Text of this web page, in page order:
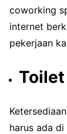
coworking
internet
pekerjaan
harus ada